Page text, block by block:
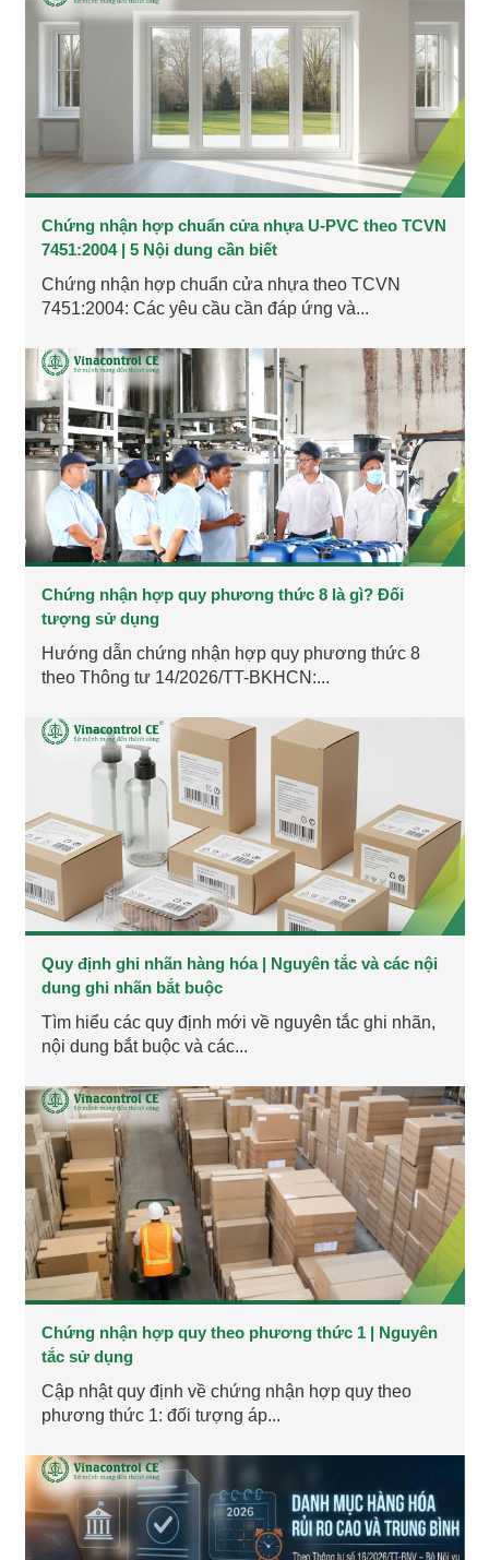
Chứng nhận hợp chuẩn cửa nhựa U-PVC theo TCVN
7451:2004 | 5 Nội dung cần biết
Chứng nhận hợp chuẩn cửa nhựa theo TCVN
7451:2004: Các yêu cầu cần đáp ứng và...
Chứng nhận hợp quy phương thức 8 là gì? Đối
tượng sử dụng
Hướng dẫn chứng nhận hợp quy phương thức 8
theo Thông tư 14/2026/TT-BKHCN:...
Quy định ghi nhãn hàng hóa | Nguyên tắc và các nội
dung ghi nhãn bắt buộc
Tìm hiểu các quy định mới về nguyên tắc ghi nhãn,
nội dung bắt buộc và các...
Chứng nhận hợp quy theo phương thức 1 | Nguyên
tắc sử dụng
Cập nhật quy định về chứng nhận hợp quy theo
phương thức 1: đối tượng áp...